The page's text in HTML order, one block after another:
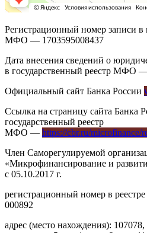
Регистрационный номер записи в
МФО — 1703595008437
Дата внесения сведений о
в государственный реестр МФО —
Официальный сайт Банка России
Ссылка на страницу сайта Банка
государственный реестр
МФО — https://cbr.ru/microfinance/
Член Саморегулируемой
«Микрофинансирование и
с 05.10.2017 г.
регистрационный номер в
000892
адрес (место нахождения):